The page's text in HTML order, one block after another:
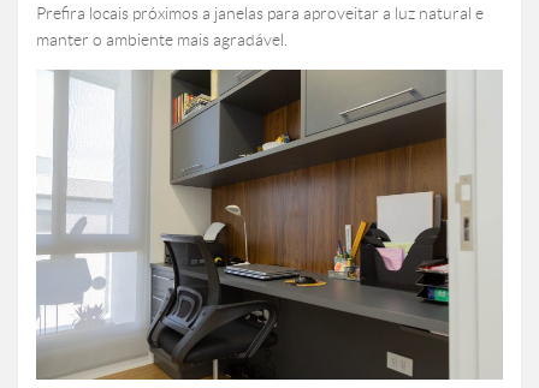
Prefira locais próximos a janelas para aproveitar a luz natural e
manter o ambiente mais agradável.